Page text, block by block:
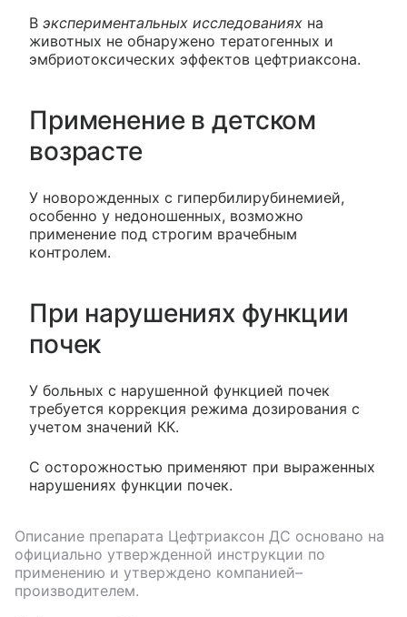
В экспериментальных исследованиях на
животных не обнаружено тератогенных и
эмбриотоксических эффектов цефтриаксона.
Применение в детском
возрасте
У новорожденных с гипербилирубинемией,
особенно у недоношенных, возможно
применение под строгим врачебным
контролем.
При нарушениях функции
почек
У больных с нарушенной функцией почек
требуется коррекция режима дозирования с
учетом значений КК.
С осторожностью применяют при выраженных
нарушениях функции почек.
Описание препарата Цефтриаксон ДС основано на
официально утвержденной инструкции по
применению и утверждено компанией–
производителем.